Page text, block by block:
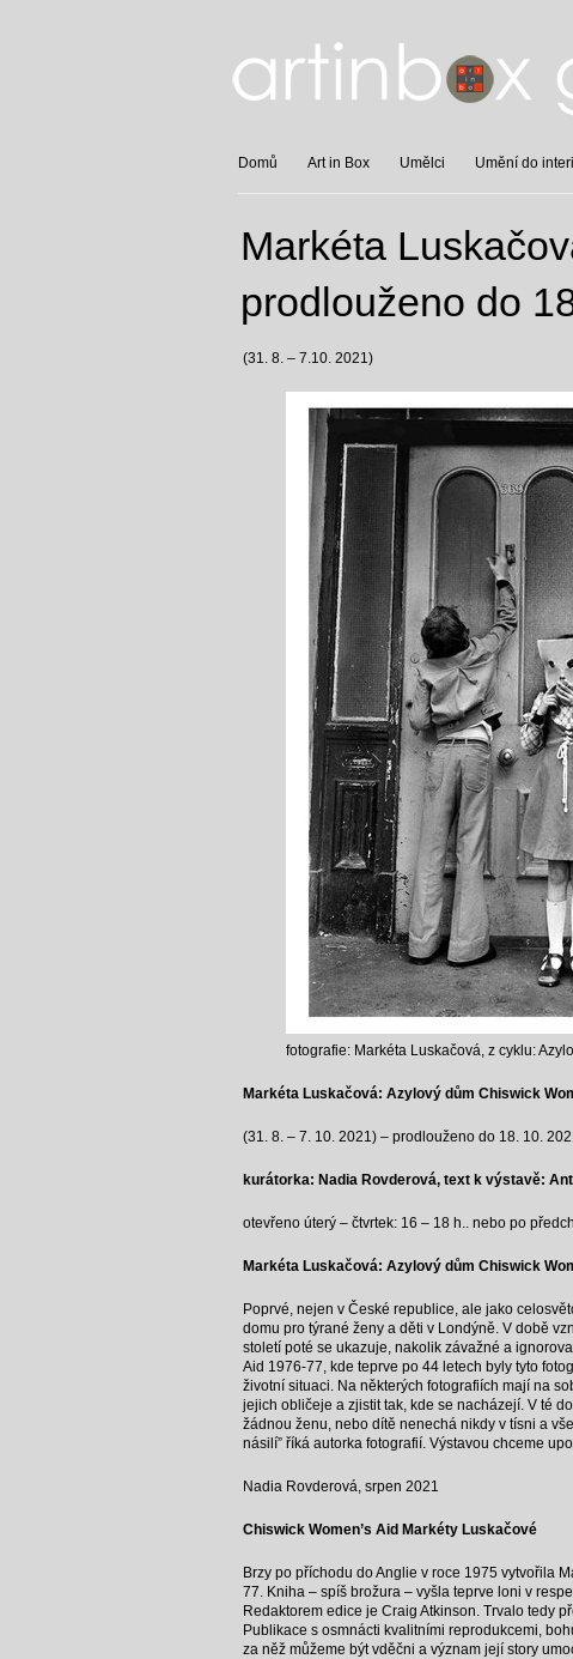
Domů Art in Box Umělci Umění do
Markéta
prodlouženo do
(31. 8. – 7.10. 2021)
fotografie: Markéta Luskačová, z cyklu:
Markéta Luskačová: Azylový dům Chiswick
(31. 8. – 7. 10. 2021) – prodlouženo do 18. 10.
kurátorka: Nadia Rovderová, text k výstavě:
otevřeno úterý – čtvrtek: 16 – 18 h.. nebo po
Markéta Luskačová: Azylový dům Chiswick
Poprvé, nejen v České republice, ale jako
domu pro týrané ženy a děti v Londýně. V době
století poté se ukazuje, nakolik závažné a
Aid 1976-77, kde teprve po 44 letech byly tyto
životní situaci. Na některých fotografiích mají na
jejich obličeje a zjistit tak, kde se nacházejí. V té
žádnou ženu, nebo dítě nenechá nikdy v tísni a
násilí” říká autorka fotografií. Výstavou chceme
Nadia Rovderová, srpen 2021
Chiswick Women’s Aid Markéty Luskačové
Brzy po příchodu do Anglie v roce 1975 vytvořila
77. Kniha – spíš brožura – vyšla teprve loni v
Redaktorem edice je Craig Atkinson. Trvalo tedy
Publikace s osmnácti kvalitními reprodukcemi,
za něž můžeme být vděčni a význam její story